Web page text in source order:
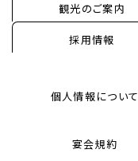
観光のご案内
採用情報
個人情報について
宴会規約